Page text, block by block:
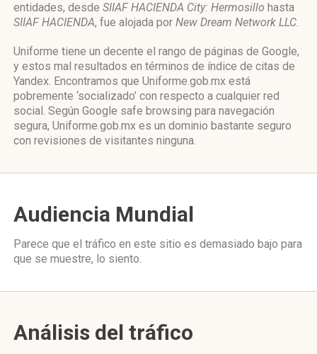
entidades, desde SIIAF HACIENDA City: Hermosillo hasta
SIIAF HACIENDA, fue alojada por New Dream Network LLC.
Uniforme tiene un decente el rango de páginas de Google,
y estos mal resultados en términos de índice de citas de
Yandex. Encontramos que Uniforme.gob.mx está
pobremente ‘socializado’ con respecto a cualquier red
social. Según Google safe browsing para navegación
segura, Uniforme.gob.mx es un dominio bastante seguro
con revisiones de visitantes ninguna.
Audiencia Mundial
Parece que el tráfico en este sitio es demasiado bajo para
que se muestre, lo siento.
Análisis del tráfico